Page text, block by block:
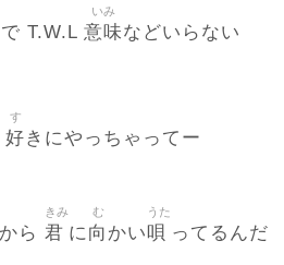
T.W.L 意味
いみ
などいらない
好
す
きにやっちゃってー
ら 君
きみ
に向
む
かい唄
うた
ってるんだ